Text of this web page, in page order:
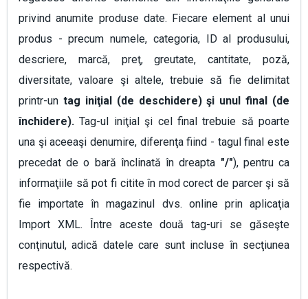
privind anumite produse date. Fiecare element al unui
produs - precum numele, categoria, ID al produsului,
descriere, marcă, preţ, greutate, cantitate, poză,
diversitate, valoare şi altele, trebuie să fie delimitat
printr-un tag iniţial (de deschidere) şi unul final (de
închidere).Tag-ul iniţial şi cel final trebuie să poarte
una şi aceeaşi denumire, diferenţa fiind - tagul final este
precedat de o bară înclinată în dreapta "/"), pentru ca
informaţiile să pot fi citite în mod corect de parcer şi să
fie importate în magazinul dvs. online prin aplicaţia
Import XML. Între aceste două tag-uri se găseşte
conţinutul, adică datele care sunt incluse în secţiunea
respectivă.